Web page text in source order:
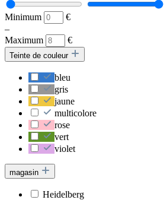
Minimum
€
–
Maximum
€
Teinte de couleur
bleu
gris
jaune
multicolore
rose
vert
violet
magasin
Heidelberg